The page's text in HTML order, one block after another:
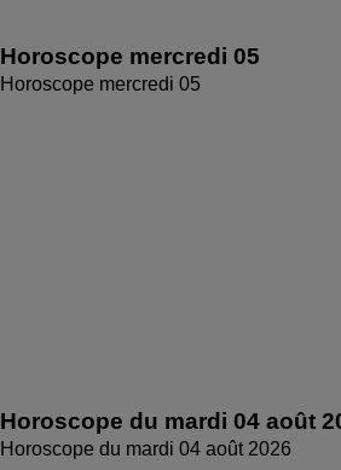
Horoscope mercredi 05
Horoscope mercredi 05
Horoscope du mardi 04 août
Horoscope du mardi 04 août 2026